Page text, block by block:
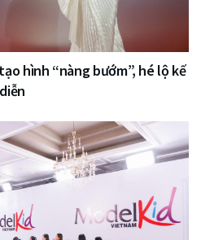
hình “nàng bướm”, hé lộ kế